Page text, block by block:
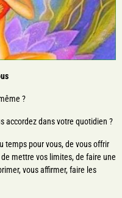
?
accordez dans votre quotidien ?
temps pour vous, de vous offrir
mettre vos limites, de faire une
vous affirmer, faire les